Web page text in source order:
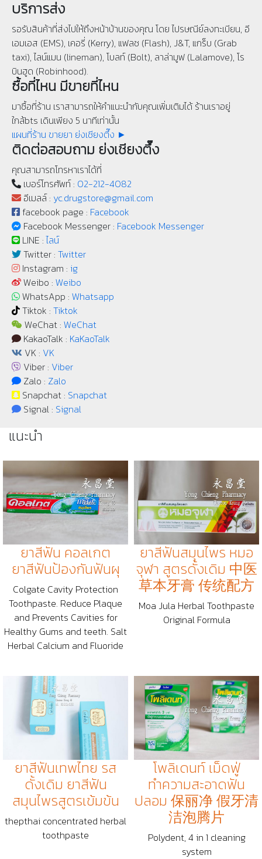
บริการส่ง
รอรับสินค้าที่ส่งไปให้ถึงหน้าบ้านของคุณ โดย ไปรษณีย์ลงทะเบียน, อี
เอมเอส (EMS), เคอรี่ (Kerry), แฟลช (Flash), J&T, แกร็บ (Grab
taxi), ไลน์แมน (lineman), โบลท์ (Bolt), ลาล่ามูฟ (Lalamove), โร
บินฮูด (Robinhood).
ซื้อที่ไหน มีขายที่ไหน
มาซื้อที่ร้าน เราสามารถให้คำแนะนำกับคุณเพิ่มเติมได้ ร้านเราอยู่
ใกล้bts เดินเพียง 5 นาทีเท่านั้น
แผนที่ร้าน ขายยา ย่งเชียงตึ๊ง ►
ติดต่อสอบถาม ย่งเชียงตึ๊ง
คุณสามารถโทรหาเราได้ที่
เบอร์โทรศัพท์ : 02-212-4082
อีเมลล์ : yc.drugstore@gmail.com
facebook page : Facebook
Facebook Messenger : Facebook Messenger
LINE :ไลน์
Twitter : Twitter
Instagram : ig
Weibo : Weibo
WhatsApp : Whatsapp
Tiktok : Tiktok
WeChat : WeChat
KakaoTalk : KaKaoTalk
VK : VK
Viber : Viber
Zalo : Zalo
Snapchat : Snapchat
Signal : Signal
แนะนำ
ยาสีฟัน คอลเกต
ยาสีฟันป้องกันฟันผุ
Colgate Cavity Protection
Toothpaste. Reduce Plaque
and Prevents Cavities for
Healthy Gums and teeth. Salt
Herbal Calcium and Fluoride
ยาสีฟันสมุนไพร หมอ
จุฬา สูตรดั้งเดิม 中医
草本牙膏 传统配方
Moa Jula Herbal Toothpaste
Original Formula
ยาสีฟันเทพไทย รส
ดั้งเดิม ยาสีฟัน
สมุนไพรสูตรเข้มข้น
thepthai concentrated herbal
toothpaste
โพลิเดนท์ เม็ดฟู่
ทำความสะอาดฟัน
ปลอม 保丽净 假牙清
洁泡腾片
Polydent, 4 in 1 cleaning
system